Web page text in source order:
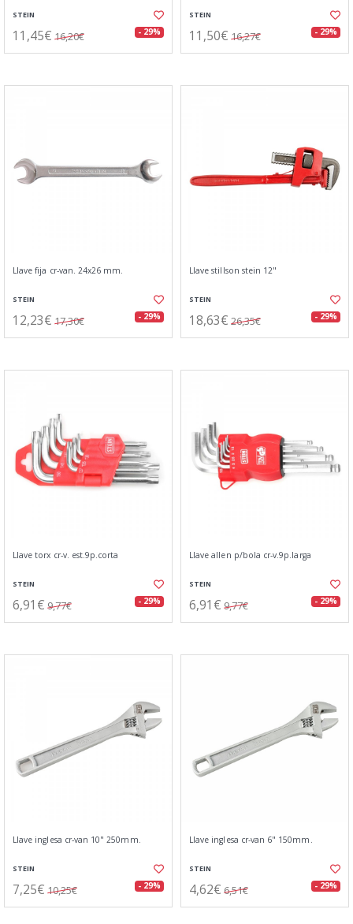
STEIN
11,45€ 16,20€ - 29%
STEIN
11,50€ 16,27€ - 29%
Llave fija cr-van. 24x26 mm.
STEIN
12,23€ 17,30€ - 29%
Llave stillson stein 12"
STEIN
18,63€ 26,35€ - 29%
Llave torx cr-v. est.9p.corta
STEIN
6,91€ 9,77€ - 29%
Llave allen p/bola cr-v.9p.larga
STEIN
6,91€ 9,77€ - 29%
Llave inglesa cr-van 10" 250mm.
STEIN
7,25€ 10,25€ - 29%
Llave inglesa cr-van 6" 150mm.
STEIN
4,62€ 6,51€ - 29%